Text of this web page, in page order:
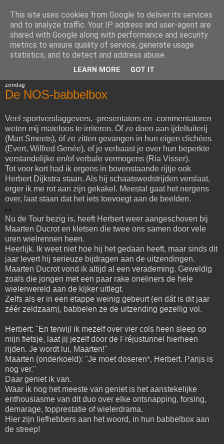
Het Woord van Henk
Voor diegenen die van mijn mening en schrijfsels gediend
zondag
De NOS-babbelbox
Veel sportverslaggevers, -presentators en -commentatoren
weten mij mateloos te irriteren. Óf ze doen aan ijdeltuiterij
(Mart Smeets), óf ze zitten gevangen in hun eigen clichées
(Evert, Wilfred Genée), of je verbaast je over hun beperkte
verstandelijke en/of verbale vermogens (Ria Visser).
Tot voor kort had ik ergens in bovenstaande rijtje ook
Herbert Dijkstra staan. Als hij schaatswedstrijden verslaat,
erger ik me rot aan zijn gekakel. Meestal gaat het nergens
over, laat staan dat het iets toevoegt aan de beelden.
Nu de Tour bezig is, heeft Herbert weer aangeschoven bij
Maarten Ducrot en kletsen die twee ons samen door vele
uren wielrennen heen.
Heerlijk. Ik weet niet hoe hij het gedaan heeft, maar sinds dit
jaar levert hij serieuze bijdragen aan de uitzendingen.
Maarten Ducrot vond ik altijd al een verademing. Geweldig
zoals die jongen met een paar rake oneliners de hele
wielerwereld aan de kijker uitlegt.
Zelfs als er in een etappe weinig gebeurt (en dát is dit jaar
zéér zeldzaam), babbelen ze de uitzending gezellig vol.
Herbert: "En terwijl ik mezelf over vier cols heen sleep op
mijn fietsje, laat jij jezelf door de Fréjustunnel hierheen
rijden. Je wordt lui, Maarten!"
Maarten (onderkoeld): "Je moet doseren*, Herbert. Parijs is
nog ver."
Daar geniet ik van.
Waar ik nog het meeste van geniet is het aanstekelijke
enthousiasme van dit duo over elke ontsnapping, forsing,
demarage, topprestatie of wielerdrama.
Hier zijn liefhebbers aan het woord, in hun babbelbox aan
de streep!
This site uses cookies from Google to deliver its services
and to analyze traffic. Your IP address and user-agent are
shared with Google along with performance and security
metrics to ensure quality of service, generate usage
statistics, and to detect and address abuse.
LEARN MORE GOT IT